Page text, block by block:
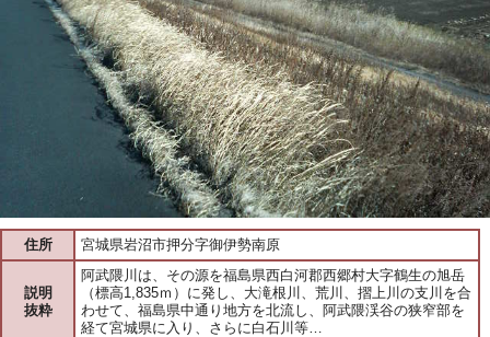
住所 宮城県岩沼市押分字御伊勢南原
説明
抜粋
阿武隈川は、その源を福島県西白河郡西郷村大字鶴生の旭岳
（標高1,835ｍ）に発し、大滝根川、荒川、摺上川の支川を合
わせて、福島県中通り地方を北流し、阿武隈渓谷の狭窄部を
経て宮城県に入り、さらに白石川等…